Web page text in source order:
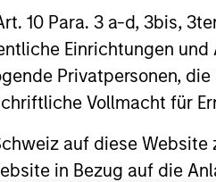
10 Para. 3 a-d, 3bis,
Einrichtungen
Privatpersonen,
Vollmacht für
auf diese Website
in Bezug auf die
Outlook:
shaping the commodity